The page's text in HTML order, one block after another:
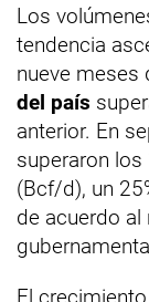
Los
tendencia
nueve meses
del país
anterior. En
superaron
(Bcf/d), un
de acuerdo al